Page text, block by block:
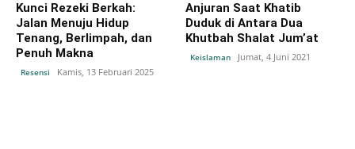
Kunci Rezeki Berkah:
Jalan Menuju Hidup
Tenang, Berlimpah, dan
Penuh Makna
Resensi Kamis, 13 Februari 2025
Anjuran Saat Khatib
Duduk di Antara Dua
Khutbah Shalat Jum’at
Keislaman Jumat, 4 Juni 2021